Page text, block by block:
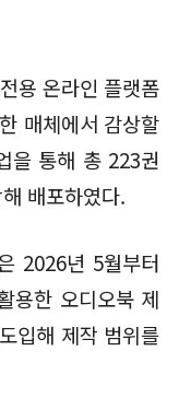
용 온라인 플랫폼
매체에서 감상할
을 통해 총 223권
배포하였다.
2026년 5월부터
용한 오디오북 제
입해 제작 범위를